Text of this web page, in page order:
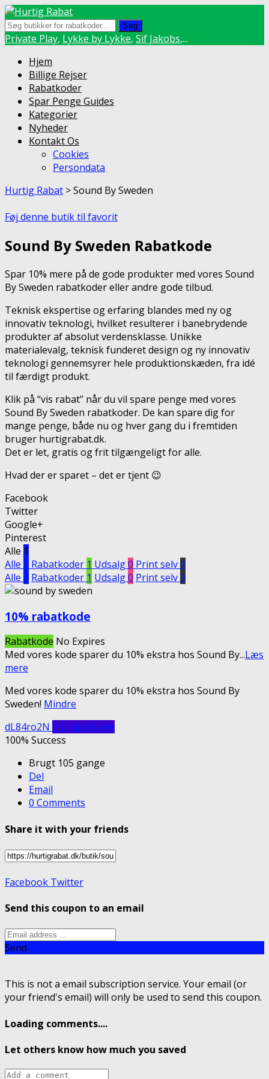
Søg
Private Play, Lykke by Lykke, Sif Jakobs,...
Skip
content
Hjem
Billige Rejser
Rabatkoder
Spar Penge Guides
Kategorier
Nyheder
Kontakt Os
Cookies
Persondata
Hurtig Rabat >Sound By Sweden
Føj denne butik til favorit
Sound By Sweden Rabatkode
Spar 10% mere på de gode produkter med vores Sound
By Sweden rabatkoder eller andre gode tilbud.
Teknisk ekspertise og erfaring blandes med ny og
innovativ teknologi, hvilket resulterer i banebrydende
produkter af absolut verdensklasse. Unikke
materialevalg, teknisk funderet design og ny innovativ
teknologi gennemsyrer hele produktionskæden, fra idé
til færdigt produkt.
Klik på “vis rabat” når du vil spare penge med vores
Sound By Sweden rabatkoder. De kan spare dig for
mange penge, både nu og hver gang du i fremtiden
bruger hurtigrabat.dk.
Det er let, gratis og frit tilgængeligt for alle.
Hvad der er sparet – det er tjent 😉
Facebook
Twitter
Google+
Pinterest
Alle 1
Alle
Rabatkoder 1 Udsalg0 Print selv0
Alle
Rabatkoder 1 Udsalg0 Print selv0
10% rabatkode
Rabatkode No Expires
Med vores kode sparer du 10% ekstra hos Sound By...Læs
mere
Med vores kode sparer du 10% ekstra hos Sound By
Sweden! Mindre
dL84ro2N Vis rabatkode
100% Success
Brugt 105 gange
Del
Email
0 Comments
Share it with your friends
Facebook Twitter
Send this coupon to an email
Send
This is not a email subscription service. Your email (or
your friend's email) will only be used to send this coupon.
Loading comments....
Let others know how much you saved